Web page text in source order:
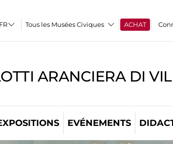
Tous les Musées Civiques ACHAT
ARANCIERA DI
EVÉNEMENTS